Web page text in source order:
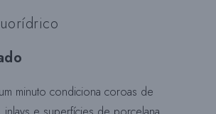
minuto condiciona coroas de